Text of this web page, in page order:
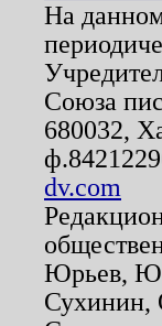
На
Союза
680032,
dv.com
Юрьев,
Сухинин,